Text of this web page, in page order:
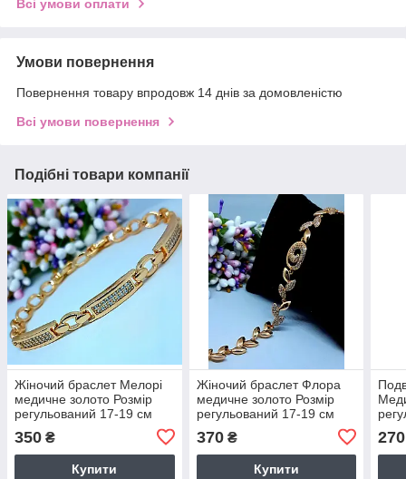
Всі умови оплати
Умови повернення
Повернення товару впродовж 14 днів за домовленістю
Всі умови повернення
Подібні товари компанії
Жіночий браслет Мелорі
медичне золото Розмір
регульований 17-19 см
350 ₴
Купити
Жіночий браслет Флора
медичне золото Розмір
регульований 17-19 см
370₴
Купити
270